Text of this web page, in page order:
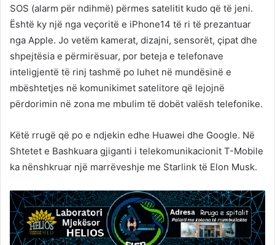
SOS (alarm për ndihmë) përmes satelitit kudo që të jeni.
Është ky një nga veçoritë e iPhone14 të ri të prezantuar
nga Apple. Jo vetëm kamerat, dizajni, sensorët, çipat dhe
shpejtësia e përmirësuar, por beteja e telefonave
inteligjentë të rinj tashmë po luhet në mundësinë e
mbështetjes në komunikimet satelitore që lejojnë
përdorimin në zona me mbulim të dobët valësh telefonike.
Këtë rrugë që po e ndjekin edhe Huawei dhe Google. Në
Shtetet e Bashkuara gjiganti i telekomunikacionit T-Mobile
ka nënshkruar një marrëveshje me Starlink të Elon Musk.